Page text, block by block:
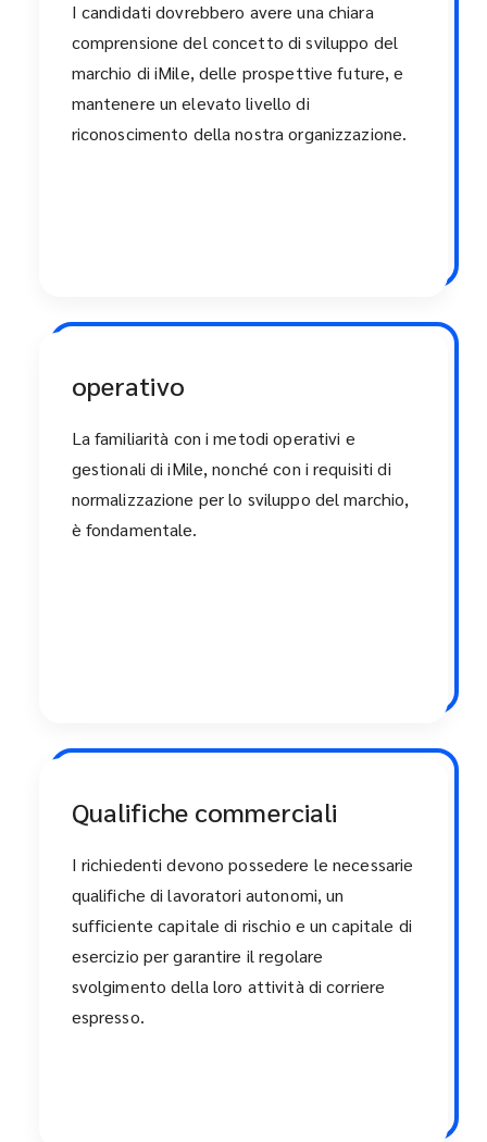
I candidati dovrebbero avere una chiara
comprensione del concetto di sviluppo del
marchio di iMile, delle prospettive future, e
mantenere un elevato livello di
riconoscimento della nostra organizzazione.
operativo
La familiarità con i metodi operativi e
gestionali di iMile, nonché con i requisiti di
normalizzazione per lo sviluppo del marchio,
è fondamentale.
Qualifiche commerciali
I richiedenti devono possedere le necessarie
qualifiche di lavoratori autonomi, un
sufficiente capitale di rischio e un capitale di
esercizio per garantire il regolare
svolgimento della loro attività di corriere
espresso.